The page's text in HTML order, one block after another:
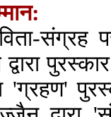
संग्रह